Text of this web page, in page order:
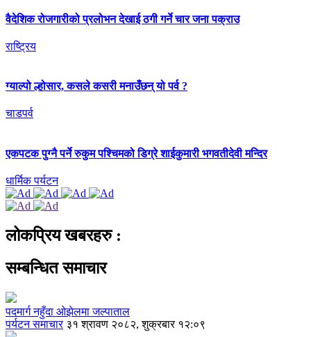
वैदेशिक रोजगारीको प्रलोभन देखाई ठगी गर्ने चार जना पक्राउ
राष्ट्रिय
ग्याल्पो ल्होसार, कसले कसरी मनाउँछन् यो पर्व ?
चाडपर्व
एकपटक पुग्‍नै पर्ने रुकुम पश्चिमको डिग्रे शाईकुमारी भगवतीदेवी मन्दिर
धार्मिक पर्यटन
लोकप्रिय खबरहरु :
सम्बन्धित समाचार
पदमार्ग नहुँदा ओझेलमा जल्पाताल
पर्यटन समाचार ३१ श्रावण २०८२, शुक्रबार १२:०९